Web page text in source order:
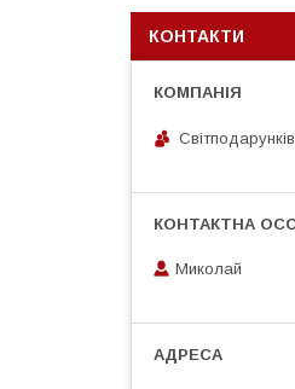
КОНТАКТИ
Світподарунків
Миколай